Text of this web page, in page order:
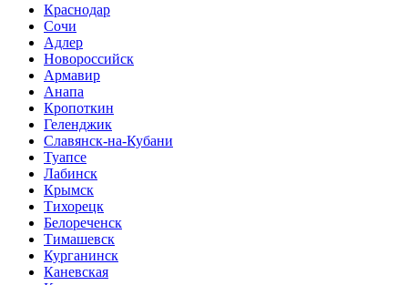
Краснодар
Сочи
Адлер
Новороссийск
Армавир
Анапа
Кропоткин
Геленджик
Славянск-на-Кубани
Туапсе
Лабинск
Крымск
Тихорецк
Белореченск
Тимашевск
Курганинск
Каневская